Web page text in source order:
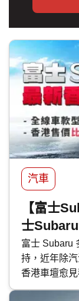
汽車
【富士
士
港售價比
富士 Subaru
持，近年除
香港車壇愈
為大家逐一